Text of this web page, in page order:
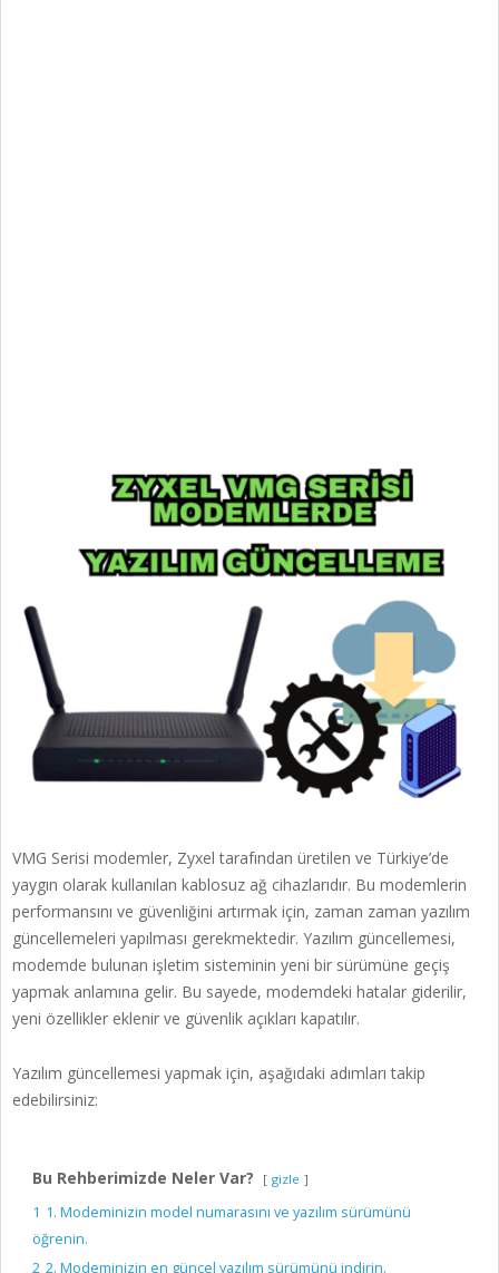
VMG Serisi modemler, Zyxel tarafından üretilen ve Türkiye’de
yaygın olarak kullanılan kablosuz ağ cihazlarıdır. Bu modemlerin
performansını ve güvenliğini artırmak için, zaman zaman yazılım
güncellemeleri yapılması gerekmektedir. Yazılım güncellemesi,
modemde bulunan işletim sisteminin yeni bir sürümüne geçiş
yapmak anlamına gelir. Bu sayede, modemdeki hatalar giderilir,
yeni özellikler eklenir ve güvenlik açıkları kapatılır.
Yazılım güncellemesi yapmak için, aşağıdaki adımları takip
edebilirsiniz:
Bu Rehberimizde Neler Var? gizle
1 1. Modeminizin model numarasını ve yazılım sürümünü
öğrenin.
2 2. Modeminizin en güncel yazılım sürümünü indirin.